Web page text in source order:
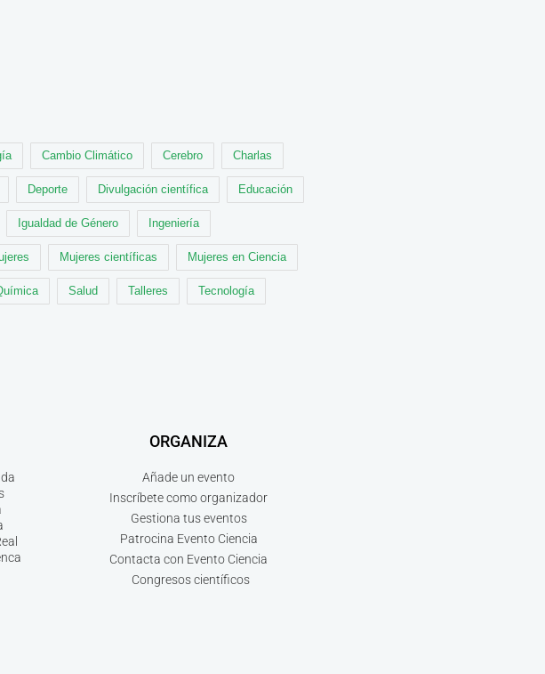
Cambio Climático Cerebro Charlas
Deporte Divulgación científica Educación
Igualdad de Género Ingeniería
Mujeres científicas Mujeres en Ciencia
Salud Talleres Tecnología
ORGANIZA
Añade un evento
Inscríbete como organizador
Gestiona tus eventos
Patrocina Evento Ciencia
Contacta con Evento Ciencia
Congresos científicos